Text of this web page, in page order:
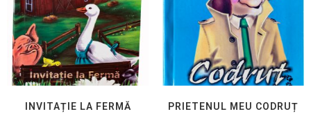
INVITAȚIE LA FERMĂ PRIETENUL MEU CODRUȚ